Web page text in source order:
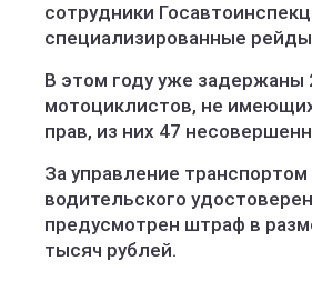
сотрудники
специализированные
В этом году уже задержаны
мотоциклистов, не
прав, из них 47
За управление транспортом
водительского
предусмотрен штраф в
тысяч рублей.